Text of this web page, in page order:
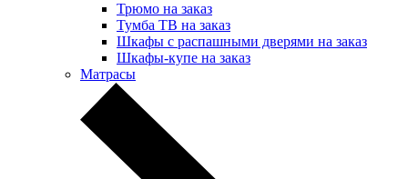
Трюмо на заказ
Тумба ТВ на заказ
Шкафы с распашными дверями на заказ
Шкафы-купе на заказ
Матрасы